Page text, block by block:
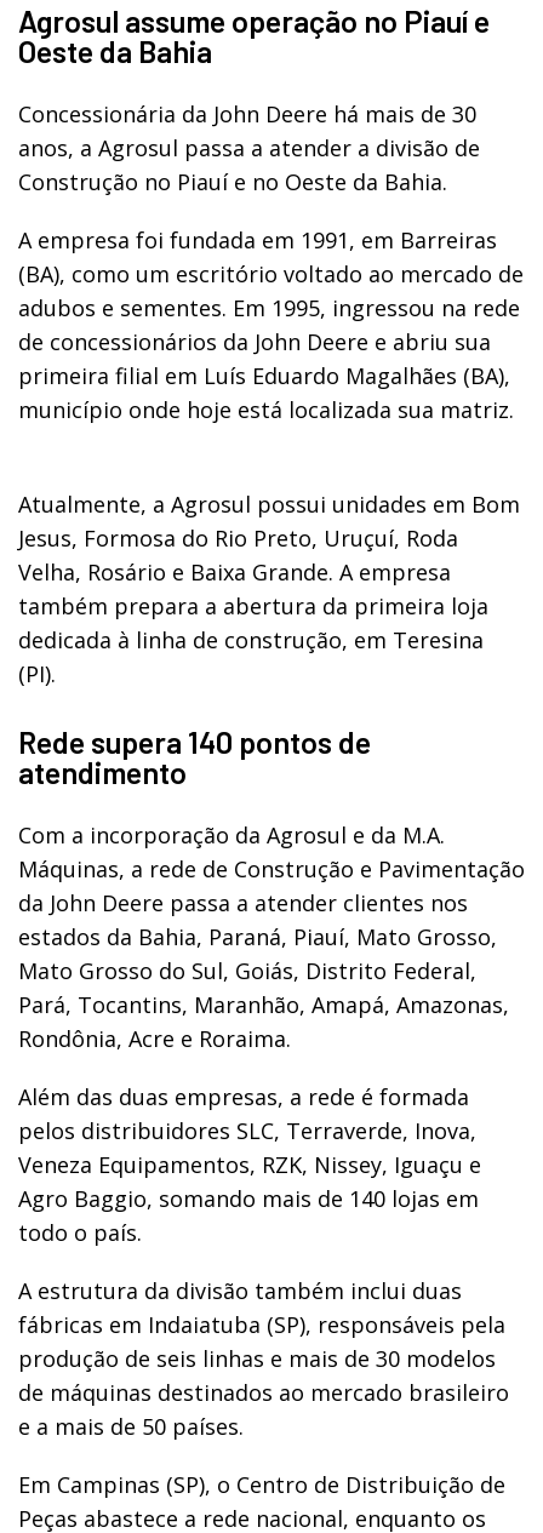
Agrosul assume operação no Piauí e
Oeste da Bahia
Concessionária da John Deere há mais de 30
anos, a Agrosul passa a atender a divisão de
Construção no Piauí e no Oeste da Bahia.
A empresa foi fundada em 1991, em Barreiras
(BA), como um escritório voltado ao mercado de
adubos e sementes. Em 1995, ingressou na rede
de concessionários da John Deere e abriu sua
primeira filial em Luís Eduardo Magalhães (BA),
município onde hoje está localizada sua matriz.
Atualmente, a Agrosul possui unidades em Bom
Jesus, Formosa do Rio Preto, Uruçuí, Roda
Velha, Rosário e Baixa Grande. A empresa
também prepara a abertura da primeira loja
dedicada à linha de construção, em Teresina
(PI).
Rede supera 140 pontos de
atendimento
Com a incorporação da Agrosul e da M.A.
Máquinas, a rede de Construção e Pavimentação
da John Deere passa a atender clientes nos
estados da Bahia, Paraná, Piauí, Mato Grosso,
Mato Grosso do Sul, Goiás, Distrito Federal,
Pará, Tocantins, Maranhão, Amapá, Amazonas,
Rondônia, Acre e Roraima.
Além das duas empresas, a rede é formada
pelos distribuidores SLC, Terraverde, Inova,
Veneza Equipamentos, RZK, Nissey, Iguaçu e
Agro Baggio, somando mais de 140 lojas em
todo o país.
A estrutura da divisão também inclui duas
fábricas em Indaiatuba (SP), responsáveis pela
produção de seis linhas e mais de 30 modelos
de máquinas destinados ao mercado brasileiro
e a mais de 50 países.
Em Campinas (SP), o Centro de Distribuição de
Peças abastece a rede nacional, enquanto os